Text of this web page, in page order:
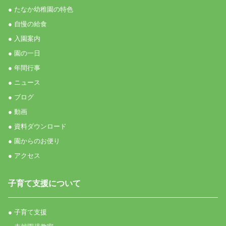
● たなか幼稚園の特色
● 自慢の給食
● 入園案内
● 園の一日
● 年間行事
● ニュース
● ブログ
● 動画
● 資料ダウンロード
● 園からのお便り
● アクセス
子育て支援について
● 子育て支援